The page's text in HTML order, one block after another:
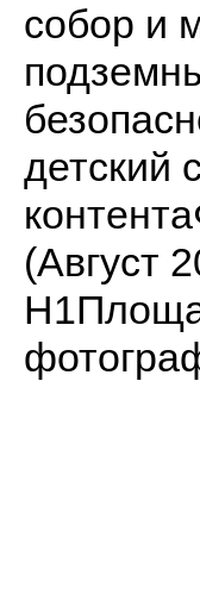
собор и
детский
(Август